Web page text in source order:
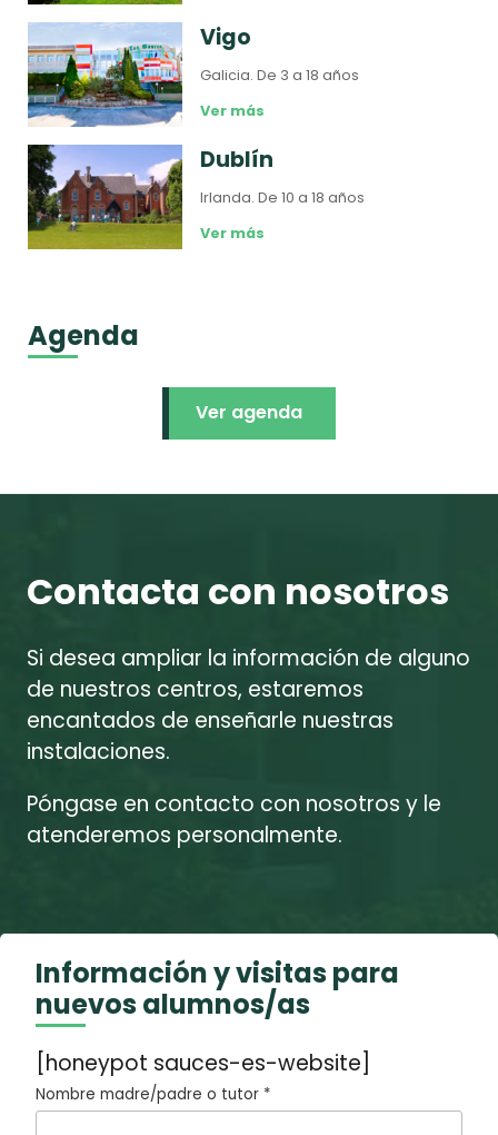
Vigo
Galicia.De 3 a 18 años
Ver más
Dublín
Irlanda.De 10 a 18 años
Ver más
Agenda
Ver agenda
Contacta con nosotros
Si desea ampliar la información de alguno
de nuestros centros, estaremos
encantados de enseñarle nuestras
instalaciones.
Póngase en contacto con nosotros y le
atenderemos personalmente.
Información y visitas para
nuevos alumnos/as
[honeypot sauces-es-website]
Nombre madre/padre o tutor *